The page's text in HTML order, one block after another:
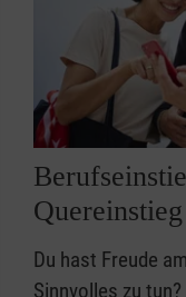
Quereinstieg
Du hast Freude
Sinnvolles zu